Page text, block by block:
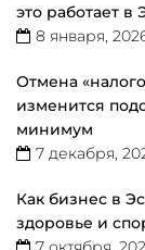
это работает в
8 января,
Отмена
изменится
минимум
7 декабря,
Как бизнес в
здоровье и